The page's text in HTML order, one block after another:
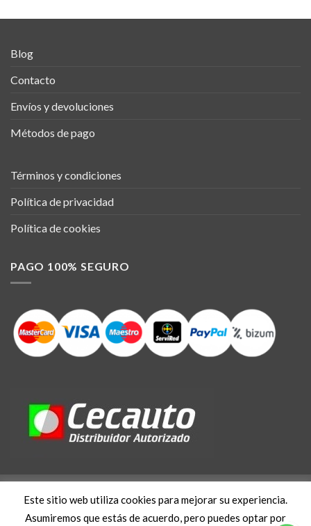
Blog
Contacto
Envíos y devoluciones
Métodos de pago
Términos y condiciones
Política de privacidad
Política de cookies
PAGO 100% SEGURO
Este sitio web utiliza cookies para mejorar su experiencia.
Asumiremos que estás de acuerdo, pero puedes optar por